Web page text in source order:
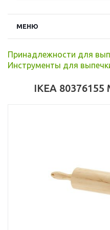
МЕНЮ
Принадлежности для
Инструменты для
IKEA